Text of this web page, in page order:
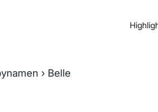
› Belle